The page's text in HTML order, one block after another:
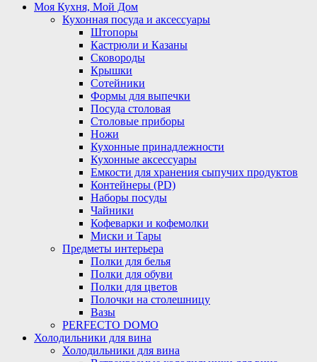
Моя Кухня, Мой Дом
Кухонная посуда и аксессуары
Штопоры
Кастрюли и Казаны
Сковороды
Крышки
Сотейники
Формы для выпечки
Посуда столовая
Столовые приборы
Ножи
Кухонные принадлежности
Кухонные аксессуары
Емкости для хранения сыпучих продуктов
Контейнеры (PD)
Наборы посуды
Чайники
Кофеварки и кофемолки
Миски и Тары
Предметы интерьера
Полки для белья
Полки для обуви
Полки для цветов
Полочки на столешницу
Вазы
PERFECTO DOMO
Холодильники для вина
Холодильники для вина